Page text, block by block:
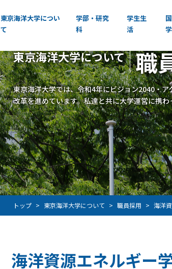
東京海洋大学につい
て
学部・研究
科
学生生
活
学
東京海洋大学について 職
東京海洋大学では、令和4年にビジョン2040・
改革を進めています。私達と共に大学運営に携
トップ 東京海洋大学について 職員採用 海洋
海洋資源エネルギー